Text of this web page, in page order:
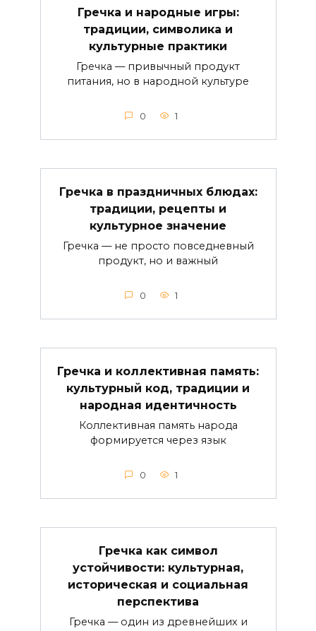
Гречка и народные игры:
традиции, символика и
культурные практики
Гречка — привычный продукт
питания, но в народной культуре
0 1
Гречка в праздничных блюдах:
традиции, рецепты и
культурное значение
Гречка — не просто повседневный
продукт, но и важный
0 1
Гречка и коллективная память:
культурный код, традиции и
народная идентичность
Коллективная память народа
формируется через язык
0 1
Гречка как символ
устойчивости: культурная,
историческая и социальная
перспектива
Гречка — один из древнейших и